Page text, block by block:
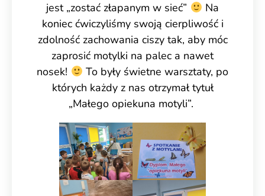
jest „zostać złapanym w sieć”
Na
koniec ćwiczyliśmy swoją cierpliwość i
zdolność zachowania ciszy tak, aby móc
zaprosić motylki na palec a nawet
nosek!
To były świetne warsztaty, po
których każdy z nas otrzymał tytuł
„Małego opiekuna motyli”.